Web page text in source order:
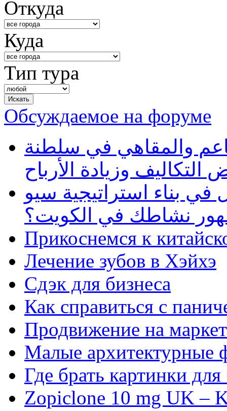
Откуда
Куда
Тип тура
Обсуждаемое на форуме
والمقاهي في سلطنة
وزيادة الأرباح
بناء استراتيجية سيو
نشاطك في الكويت؟
Прикоснемся к
Лечение зубов в Хэйхэ
Сдэк для бизнеса
Как справиться с
Продвижение на
Малые архитектурные
Где брать картинки
Zopiclone 10 mg UK –